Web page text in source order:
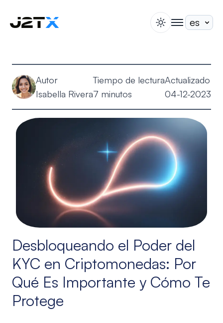
Blog
Ayuda
Acerca de
switch theme
togglenav
Autor
Isabella Rivera
Tiempo de lectura
7 minutos
Actualizado
04-12-2023
Desbloqueando el Poder del
KYC en Criptomonedas: Por
Qué Es Importante y Cómo Te
Protege